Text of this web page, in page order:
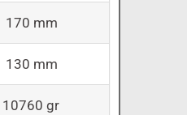
170 mm
130 mm
10760 gr